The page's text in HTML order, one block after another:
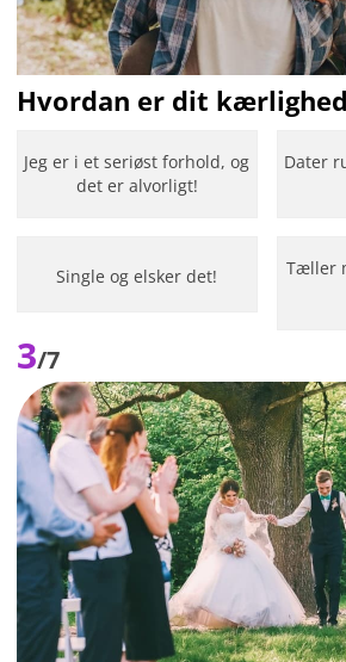
Hvordan er dit
Jeg er i et seriøst forhold, og
det er alvorligt!
Dater
Single og elsker det!
Tæller
3/7